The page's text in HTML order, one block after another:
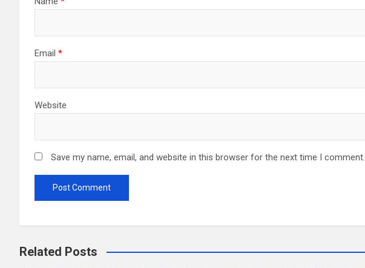
Email *
Website
Save my name, email, and website in this browser for the next time I comment.
Related Posts